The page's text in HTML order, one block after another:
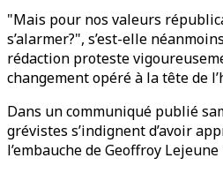
"Mais pour nos valeurs
s’alarmer?", s’est-elle
rédaction proteste
changement opéré à la tête de
Dans un communiqué publié
grévistes s’indignent d’avoir
l’embauche de Geoffroy